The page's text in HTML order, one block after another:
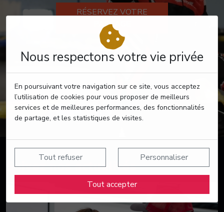
Nous respectons votre vie privée
En poursuivant votre navigation sur ce site, vous acceptez
l’utilisation de cookies pour vous proposer de meilleurs
services et de meilleures performances, des fonctionnalités
de partage, et les statistiques de visites.
Tout refuser Personnaliser
Tout accepter
RÉSERVEZ VOTRE
PASSAGE
Suivez nos actualités